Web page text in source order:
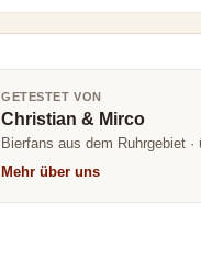
GETESTET VON
Christian & Mirco
Bierfans aus dem Ruhrgebiet
Mehr über uns